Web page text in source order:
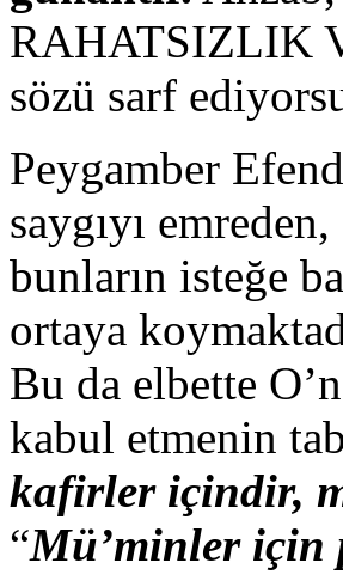
RAHATSIZLIK
sözü sarf
Peygamber
saygıyı
bunların isteğe
ortaya
Bu da elbette
kabul etmenin
kafirler içindir,
“Mü’minler için